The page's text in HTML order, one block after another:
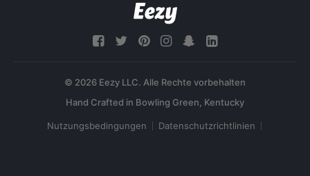
© 2026 Eezy LLC. Alle Rechte vorbehalten
Nutzungsbedingungen Datenschutzrichtlinien